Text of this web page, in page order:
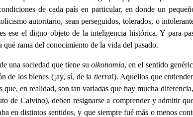
de cada país en particular, en donde un
autoritario, sean perseguidos, tolerados, o
ese el digno objeto de la inteligencia histórica. Y para
qué rama del conocimiento de la vida del pasado.
una sociedad que tiene suoikonomia, en el sentido
de los bienes (¡ay, sí, de la tierra!). Aquellos que
en realidad, son tan variadas que hay mucha
Calvino), deben resignarse a comprender y admitir
en distintos sentidos, y que siempre fué más o menos